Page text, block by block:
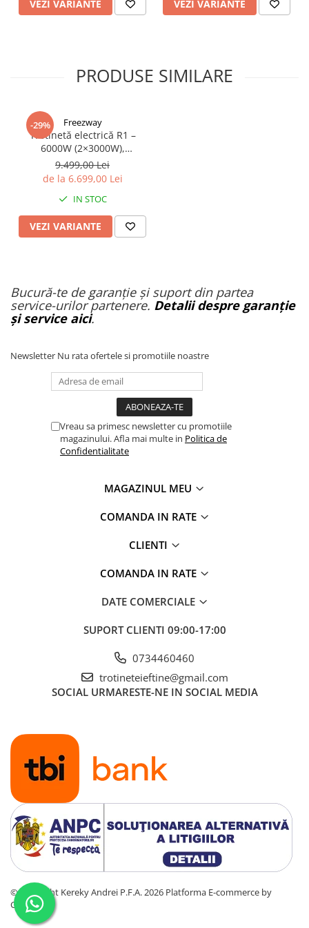
VEZI VARIANTE VEZI VARIANTE
PRODUSE SIMILARE
-29% Freezway
Trotinetă electrică R1 –
6000W (2×3000W),
autonomie 100 km, viteză
90 km/h, suspensie dublă,
frâne hidraulice
9.499,00 Lei
de la 6.699,00 Lei
IN STOC
VEZI VARIANTE
Bucură-te de garanție și suport din partea
service-urilor partenere. Detalii despre garanție
și service aici.
Newsletter Nu rata ofertele si promotiile noastre
Vreau sa primesc newsletter cu promotiile
magazinului. Afla mai multe in Politica de
Confidentialitate
MAGAZINUL MEU
COMANDA IN RATE
CLIENTI
COMANDA IN RATE
DATE COMERCIALE
SUPORT CLIENTI 09:00-17:00
0734460460
trotineteieftine@gmail.com
SOCIAL URMARESTE-NE IN SOCIAL MEDIA
©Copyright Kereky Andrei P.F.A. 2026 Platforma E-commerce by
Gomag